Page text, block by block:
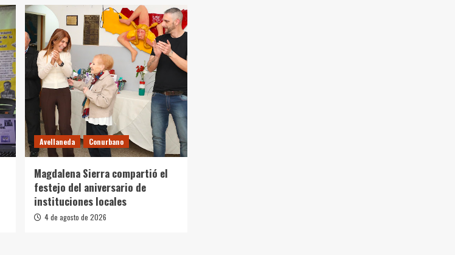
Avellaneda Conurbano
Magdalena Sierra compartió el
festejo del aniversario de
instituciones locales
4 de agosto de 2026